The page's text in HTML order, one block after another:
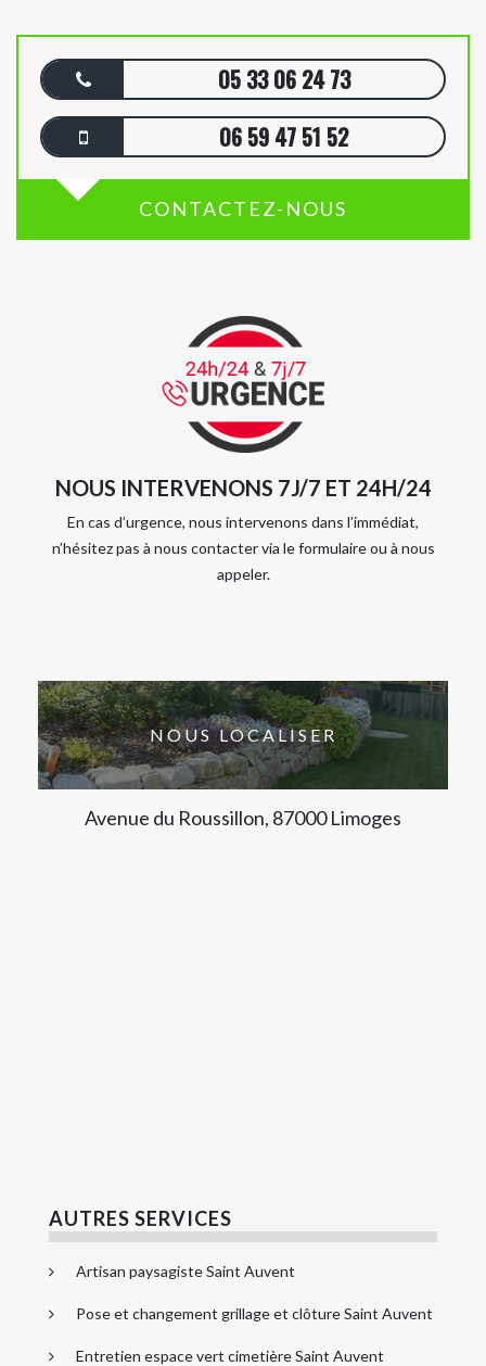
05 33 06 24 73
06 59 47 51 52
CONTACTEZ-NOUS
NOUS INTERVENONS 7J/7 ET 24H/24
En cas d’urgence, nous intervenons dans l’immédiat,
n’hésitez pas à nous contacter via le formulaire ou à nous
appeler.
NOUS LOCALISER
Avenue du Roussillon, 87000 Limoges
AUTRES SERVICES
Artisan paysagiste Saint Auvent
Pose et changement grillage et clôture Saint Auvent
Entretien espace vert cimetière Saint Auvent